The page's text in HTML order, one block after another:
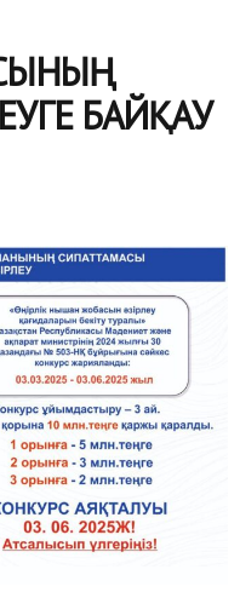
БАЙҚАУ